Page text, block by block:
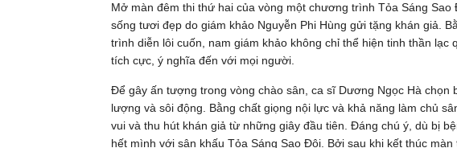
Mở màn đêm thi thứ hai của vòng một chương trình Tỏa Sáng
sống tươi đẹp do giám khảo Nguyễn Phi Hùng gửi tặng khán giả.
trình diễn lôi cuốn, nam giám khảo không chỉ thể hiện tinh thần lạc
tích cực, ý nghĩa đến với mọi người.
Để gây ấn tượng trong vòng chào sân, ca sĩ Dương Ngọc Hà chọn
lượng và sôi động. Bằng chất giọng nội lực và khả năng làm chủ
vui và thu hút khán giả từ những giây đầu tiên. Đáng chú ý, dù bị
hết mình với sân khấu Tỏa Sáng Sao Đôi. Bởi sau khi kết thúc